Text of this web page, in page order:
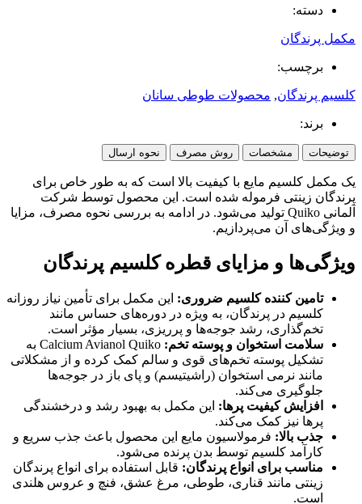
دسته:
مکمل پرندگان
برچسب:
کلسیم پرندگان, محصولات طوطی سانان
برند:
توضیحات مشخصات روش مصرف نحوه ارسال
یک مکمل کلسیم مایع با کیفیت بالا است که به طور خاص برای
پرندگان زینتی فرموله شده است. این محصول توسط شرکت
آلمانی Quiko تولید می‌شود. در ادامه به بررسی نحوه مصرف، مزایا
و ویژگی‌های آن می‌پردازیم.
ویژگی‌ها و مزایای قطره کلسیم پرندگان
تامین کننده کلسیم ضروری: این مکمل برای تأمین نیاز روزانه
کلسیم در پرندگان، به ویژه در دوره‌های حساس مانند
تخم‌گذاری، رشد جوجه‌ها و پرریزی، بسیار مؤثر است.
سلامت استخوان و پوسته تخم:
Calcium Avianol Quiko به
تشکیل پوسته تخم‌های قوی و سالم کمک کرده و از مشکلاتی
مانند نرمی استخوان (راشیتیسم) و پای باز در جوجه‌ها
جلوگیری می‌کند.
افزایش کیفیت پرها: این مکمل به بهبود رشد و درخشندگی
پرها نیز کمک می‌کند.
جذب بالا: فرمولاسیون مایع این محصول باعث جذب سریع و
کارآمد کلسیم توسط بدن پرنده می‌شود.
مناسب برای انواع پرندگان: قابل استفاده برای انواع پرندگان
زینتی مانند قناری، طوطی، مرغ عشق، فنچ و عروس هلندی
است.